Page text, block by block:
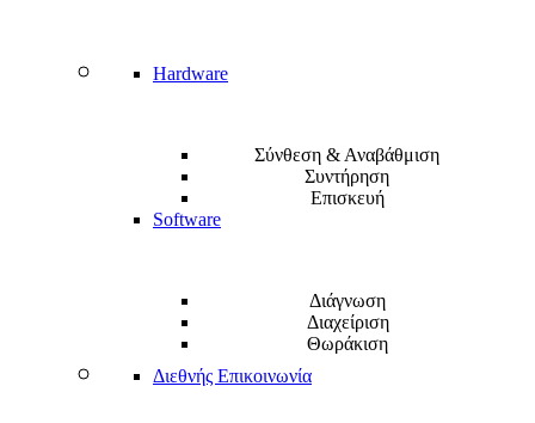
Hardware
Σύνθεση & Αναβάθμιση
Συντήρηση
Επισκευή
Software
Διάγνωση
Διαχείριση
Θωράκιση
Διεθνής Επικοινωνία